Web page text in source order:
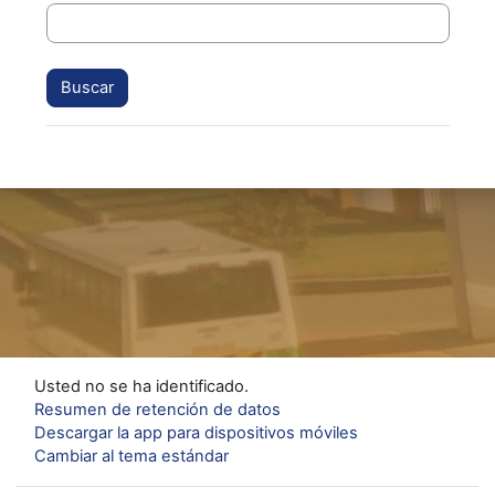
Usted no se ha identificado.
Resumen de retención de datos
Descargar la app para dispositivos móviles
Cambiar al tema estándar